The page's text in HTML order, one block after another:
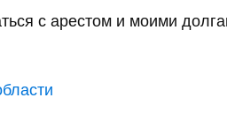
с арестом и моими